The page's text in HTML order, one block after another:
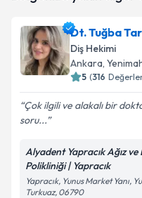
E-posta Adresiniz
Kişisel
Dt. Tuğba
Diş Hekimi
Ankara,
5 (316
Çok ilgili ve alakalı bir
soru...
Alyadent Yapracık Ağız ve
Polikliniği | Yapracık
Yapracık, Yunus Market Yanı,
Turkuaz, 06790